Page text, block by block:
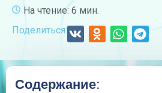
На чтение: 6 мин.
Поделиться:
Содержание: